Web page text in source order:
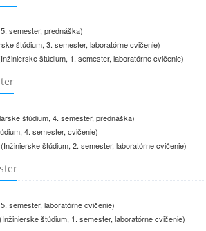
semester, prednáška)
štúdium, 3. semester, laboratórne cvičenie)
štúdium, 1. semester, laboratórne cvičenie)
štúdium, 4. semester, prednáška)
4. semester, cvičenie)
(Inžinierske štúdium, 2. semester, laboratórne cvičenie)
semester, laboratórne cvičenie)
(Inžinierske štúdium, 1. semester, laboratórne cvičenie)